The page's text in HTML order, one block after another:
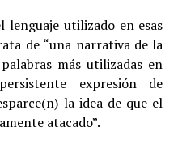
lenguaje utilizado en esas
de “una narrativa de la
más utilizadas en
expresión de
la idea de que el
atacado”.